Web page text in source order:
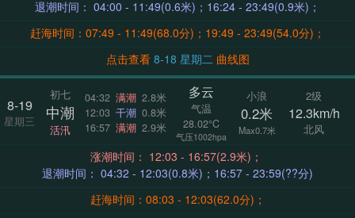
退潮时间： 04:00 - 11:49(0.6米)；16:24 - 23:49(0.9米)；
赶海时间：07:49 - 11:49(68.0分)；19:49 - 23:49(54.0分)；
点击查看
8-18 星期二 曲线图
8-19
星期三
初七
中潮
活汛
04:32 满潮 2.8米
12:03 干潮 0.8米
16:57 满潮 2.9米
多云
气温
28.02°C
气压1002hpa
小浪
0.2米
Max0.7米
2级
12.3km/h
北风
涨潮时间： 12:03 - 16:57(2.9米)；
退潮时间： 04:32 - 12:03(0.8米)；16:57 - 23:59(??分)
赶海时间：08:03 - 12:03(62.0分)；